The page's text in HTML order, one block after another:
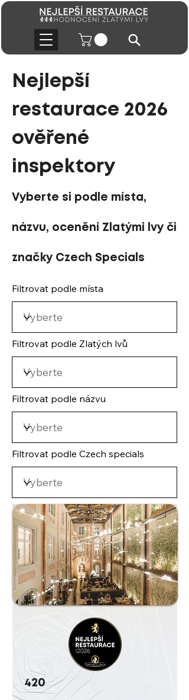
Nejlepší
restaurace 2026
ověřené
inspektory
Vyberte si podle místa,
názvu, ocenění Zlatými lvy či
značky Czech Specials
Filtrovat podle místa
Filtrovat podle Zlatých lvů
Filtrovat podle názvu
Filtrovat podle Czech specials
420